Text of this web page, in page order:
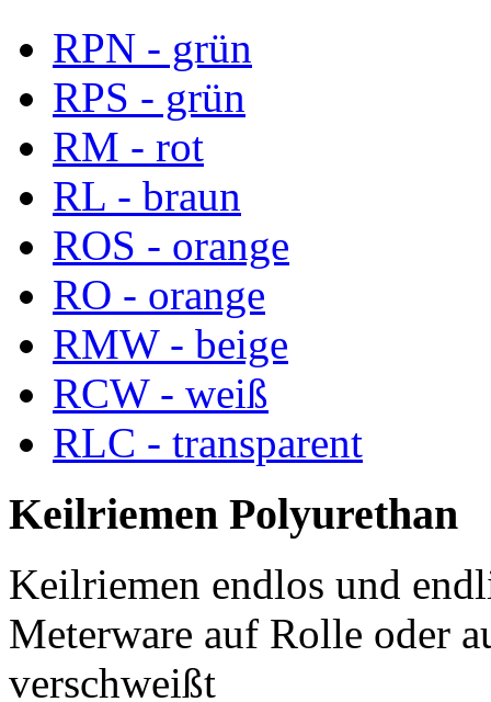
RPN - grün
RPS - grün
RM - rot
RL - braun
ROS - orange
RO - orange
RMW - beige
RCW - weiß
RLC - transparent
Keilriemen Polyurethan
Keilriemen endlos und
Meterware auf Rolle oder
verschweißt